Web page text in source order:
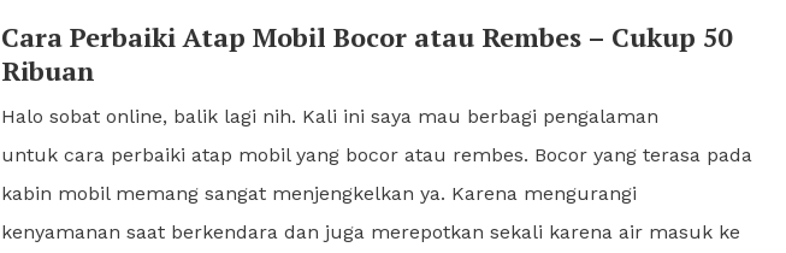
Cara Perbaiki Atap Mobil Bocor atau Rembes – Cukup 50
Ribuan
Halo sobat online, balik lagi nih. Kali ini saya mau berbagi pengalaman
untuk cara perbaiki atap mobil yang bocor atau rembes. Bocor yang terasa pada
kabin mobil memang sangat menjengkelkan ya. Karena mengurangi
kenyamanan saat berkendara dan juga merepotkan sekali karena air masuk ke